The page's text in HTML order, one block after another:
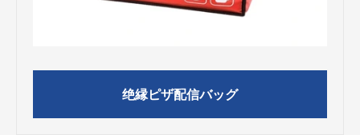
绝縁ピザ配信バッグ